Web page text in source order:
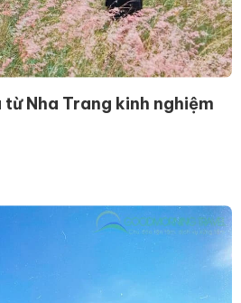
từ Nha Trang kinh nghiệm